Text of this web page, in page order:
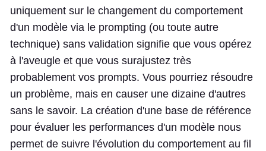
uniquement sur le changement du comportement
d'un modèle via le prompting (ou toute autre
technique) sans validation signifie que vous opérez
à l'aveugle et que vous surajustez très
probablement vos prompts. Vous pourriez résoudre
un problème, mais en causer une dizaine d'autres
sans le savoir. La création d'une base de référence
pour évaluer les performances d'un modèle nous
permet de suivre l'évolution du comportement au fil